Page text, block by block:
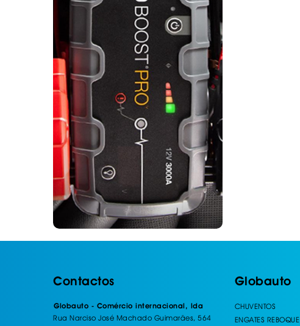
Contactos
Globauto - Comércio internacional, lda
Rua Narciso José Machado Guimarães, 564
Globauto
CHUVENTOS
ENGATES REBOQUE